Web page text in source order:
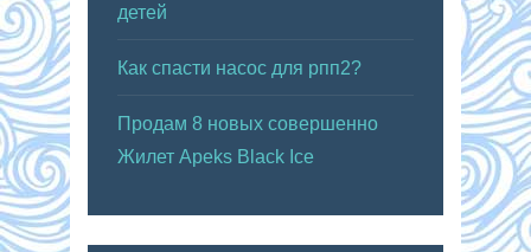
детей
Как спасти насос для рпп2?
Продам 8 новых совершенно
Жилет Apeks Black Ice